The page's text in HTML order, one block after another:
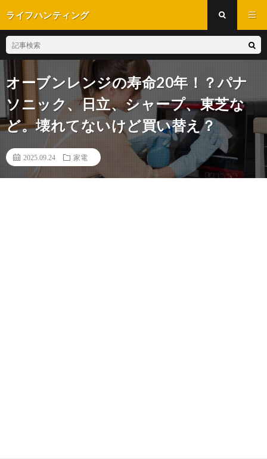
ライフハンティング
オーブンレンジの寿命20年！？パナ
ソニック、日立、シャープ、東芝な
ど。壊れてないけど買い替え？
2025.09.24 家電